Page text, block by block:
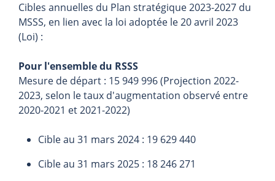
Cibles annuelles du Plan stratégique 2023-2027 du
MSSS, en lien avec la loi adoptée le 20 avril 2023
(Loi) :
Pour l'ensemble du RSSS
Mesure de départ : 15 949 996 (Projection 2022-
2023, selon le taux d'augmentation observé entre
2020-2021 et 2021-2022)
Cible au 31 mars 2024 : 19 629 440
Cible au 31 mars 2025 : 18 246 271